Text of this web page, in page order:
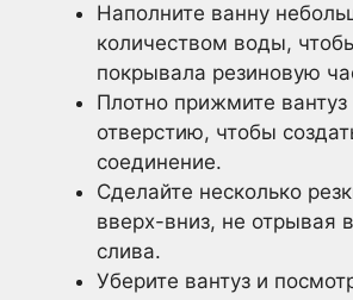
Наполните ванну
количеством воды,
покрывала резиновую
Плотно прижмите
отверстию, чтобы
соединение.
Сделайте несколько
вверх-вниз, не отрывая
слива.
Уберите вантуз и